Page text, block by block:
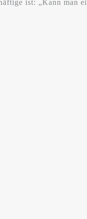
ist: „Kann man